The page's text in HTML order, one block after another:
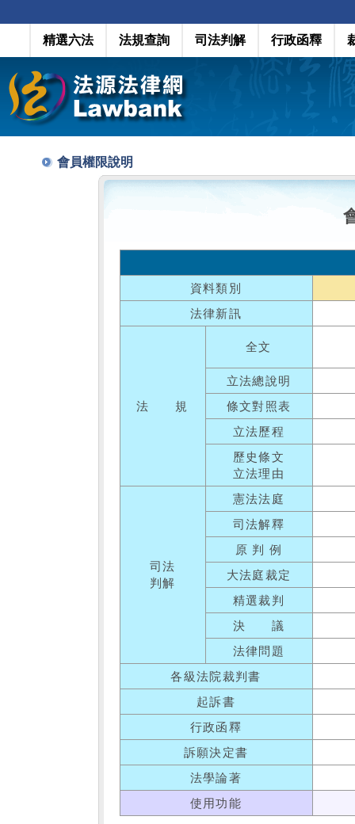
精選六法 法規查詢 司法判解 行政函釋
會員權限說明
資料類別
法律新訊
法 規
全文
立法總說明
條文對照表
立法歷程
歷史條文
立法理由
司法
判解
憲法法庭
司法解釋
原 判 例
大法庭裁定
精選裁判
決 議
法律問題
各級法院裁判書
起訴書
行政函釋
訴願決定書
法學論著
使用功能